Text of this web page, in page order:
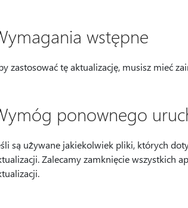
wstępne
zastosować tę aktualizację, musisz mieć
ponownego
są używane jakiekolwiek pliki, których
Zalecamy zamknięcie wszystkich